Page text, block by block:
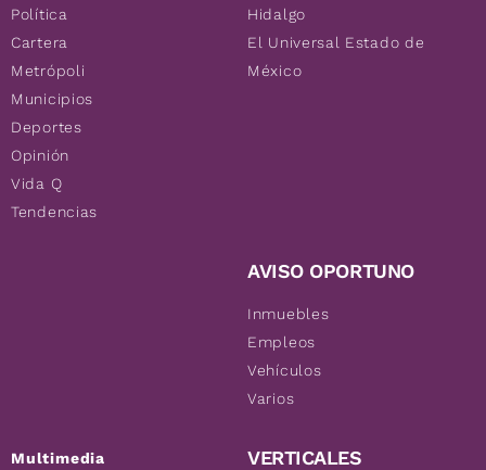
Política
Cartera
Metrópoli
Municipios
Deportes
Opinión
Vida Q
Tendencias
Multimedia
Hidalgo
El Universal Estado de
México
AVISO OPORTUNO
Inmuebles
Empleos
Vehículos
Varios
VERTICALES